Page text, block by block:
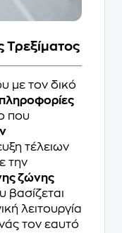
Τρεξίματος
με τον δικό
που
τέλειων
την
ζώνης
βασίζεται
λειτουργία
τον εαυτό